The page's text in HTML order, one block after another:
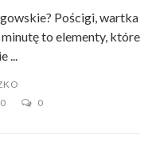
Pościgi, wartka
to elementy, które
...
0